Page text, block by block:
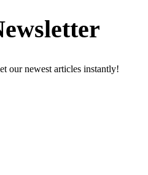
our newest articles instantly!